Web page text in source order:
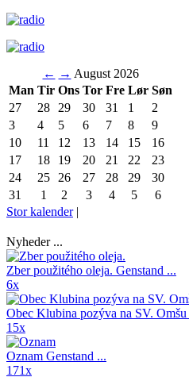
← → August 2026
Man Tir Ons Tor Fre Lør Søn
27
28 29 30 31 1
2
3
4 5 6 7 8
9
10
11 12 13 14 15
16
17
18 19 20 21 22
23
24
25 26 27 28 29
30
31
1 2 3 4 5
6
Stor kalender|
Nyheder ...
Zber použitého oleja. Genstand ...
6x
Obec Klubina pozýva na SV. Omšu
15x
Oznam Genstand ...
171x